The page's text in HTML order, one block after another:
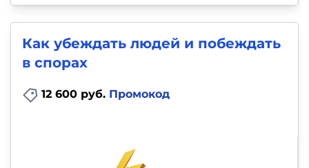
Как убеждать людей и побеждать
в спорах
12 600 руб. Промокод